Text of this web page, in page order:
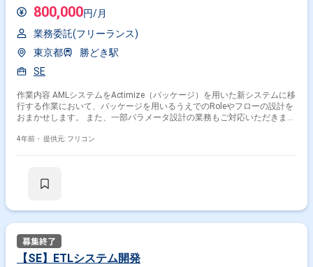
800,000円/月
業務委託(フリーランス)
東京都
勝どき駅
SE
作業内容 AMLシステムをActimize（パッケージ）を用いた新システムに移
行する作業において、パッケージを用いるうえでのRoleやフローの設計を
おまかせします。 また、一部パラメータ設計の業務もご対応いただきま
4年前・ 提供元: フリコン
【SE】ETLシステム開発